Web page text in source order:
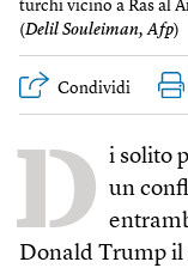
turchi vicino a Ras al
(Delil Souleiman, Afp)
Condividi
D i solito
un
Donald Trump il